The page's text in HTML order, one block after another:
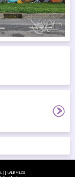
|| LVLRMLCG